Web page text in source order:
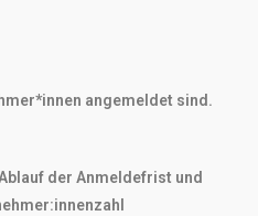
angemeldet sind.
der Anmeldefrist und